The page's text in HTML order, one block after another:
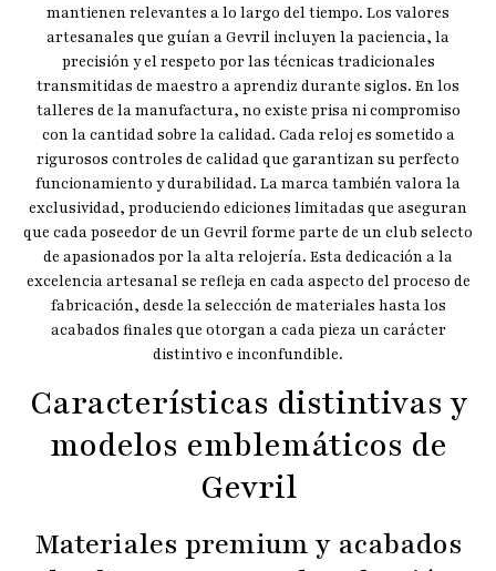
mantienen relevantes a lo largo del tiempo. Los valores
artesanales que guían a Gevril incluyen la paciencia, la
precisión y el respeto por las técnicas tradicionales
transmitidas de maestro a aprendiz durante siglos. En los
talleres de la manufactura, no existe prisa ni compromiso
con la cantidad sobre la calidad. Cada reloj es sometido a
rigurosos controles de calidad que garantizan su perfecto
funcionamiento y durabilidad. La marca también valora la
exclusividad, produciendo ediciones limitadas que aseguran
que cada poseedor de un Gevril forme parte de un club selecto
de apasionados por la alta relojería. Esta dedicación a la
excelencia artesanal se refleja en cada aspecto del proceso de
fabricación, desde la selección de materiales hasta los
acabados finales que otorgan a cada pieza un carácter
distintivo e inconfundible.
Características distintivas y
modelos emblemáticos de
Gevril
Materiales premium y acabados